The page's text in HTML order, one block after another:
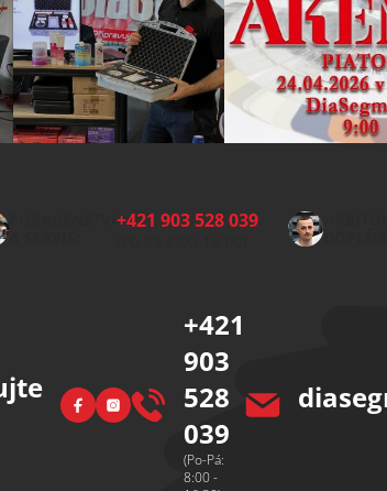
PORADENSTVÍ+421 903 528 039
FacebookInstagram
+421
903
528
039
(Po-Pá:
8:00 -